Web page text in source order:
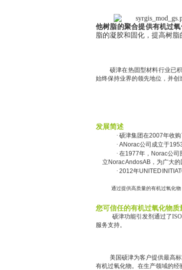
他树脂的聚合提供有机过
脂的凝胶和固化，提高树脂
硕津在热固型材料行业已
始终保持业界的领先地位，并创
发展简述
· 硕津集团在2007年收购
· ANorac公司成立于
· 在1977年， Norac公司
立 Norac Andos AB ，为广大
· 2012年UNITED
通过提供高质量的有机过氧化
您可信任的有机过氧化物质
硕津功能引发剂通过了
服务支持。
美国硕津为客户提供最高
有机过氧化物。在生产领域的经